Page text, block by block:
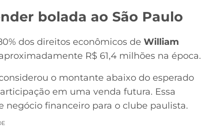
bolada ao São Paulo
dos direitos econômicos de William
R$ 61,4 milhões na época.
o montante abaixo do esperado
em uma venda futura. Essa
financeiro para o clube paulista.